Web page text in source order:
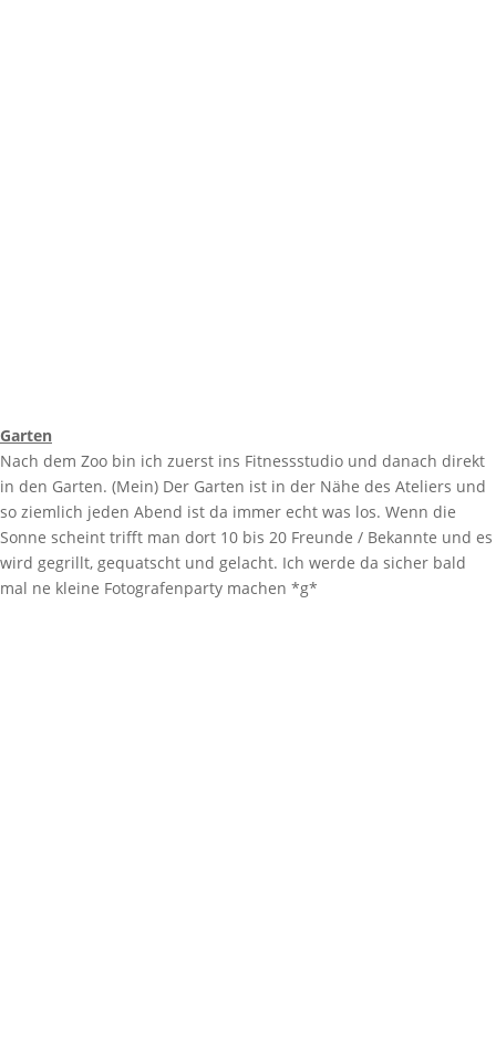
Garten
Nach dem Zoo bin ich zuerst ins Fitnessstudio und danach direkt
in den Garten. (Mein) Der Garten ist in der Nähe des Ateliers und
so ziemlich jeden Abend ist da immer echt was los. Wenn die
Sonne scheint trifft man dort 10 bis 20 Freunde / Bekannte und es
wird gegrillt, gequatscht und gelacht. Ich werde da sicher bald
mal ne kleine Fotografenparty machen *g*